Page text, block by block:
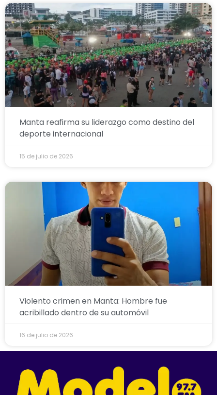
Manta reafirma su liderazgo como destino del
deporte internacional
15 de julio de 2026
Violento crimen en Manta: Hombre fue
acribillado dentro de su automóvil
16 de julio de 2026